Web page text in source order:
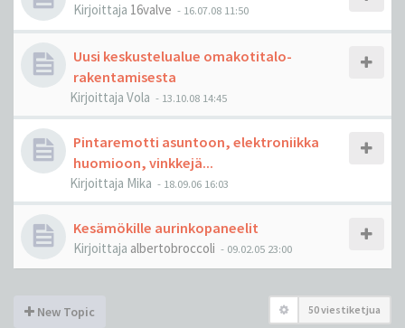
Kirjoittaja 16valve - 16.07.08 11:50
Uusi keskustelualue omakotitalo-
rakentamisesta
Kirjoittaja Vola - 13.10.08 14:45
Pintaremotti asuntoon, elektroniikka
huomioon, vinkkejä...
Kirjoittaja Mika - 18.09.06 16:03
Kesämökille aurinkopaneelit
Kirjoittaja albertobroccoli - 09.02.05 23:00
New Topic 50 viestiketjua